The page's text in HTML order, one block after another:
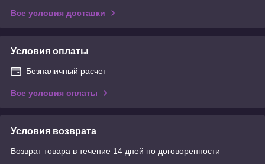
Все условия доставки
Условия оплаты
Безналичный расчет
Все условия оплаты
Условия возврата
Возврат товара в течение 14 дней по договоренности